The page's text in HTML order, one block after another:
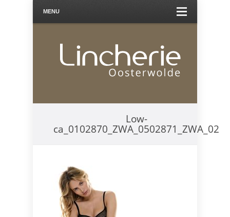
MENU
Low-
ca_0102870_ZWA_0502871_ZWA_02